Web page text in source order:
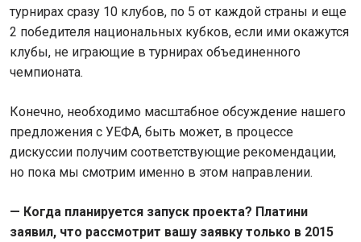
турнирах сразу 10 клубов, по 5 от каждой страны и еще
2 победителя национальных кубков, если ими окажутся
клубы, не играющие в турнирах объединенного
чемпионата.
Конечно, необходимо масштабное обсуждение нашего
предложения с УЕФА, быть может, в процессе
дискуссии получим соответствующие рекомендации,
но пока мы смотрим именно в этом направлении.
— Когда планируется запуск проекта? Платини
заявил, что рассмотрит вашу заявку только в 2015